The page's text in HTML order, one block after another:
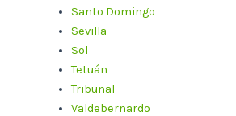
Santo Domingo
Sevilla
Sol
Tetuán
Tribunal
Valdebernardo